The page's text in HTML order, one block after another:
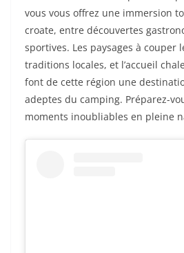
vous vous offrez une immersion
croate, entre découvertes
sportives. Les paysages à couper
traditions locales, et l’accueil
font de cette région une
adeptes du camping. Préparez-
moments inoubliables en pleine